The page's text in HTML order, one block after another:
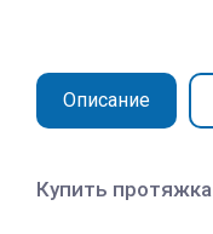
Описание
Купить